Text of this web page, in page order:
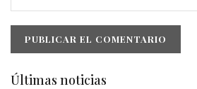
Últimas noticias